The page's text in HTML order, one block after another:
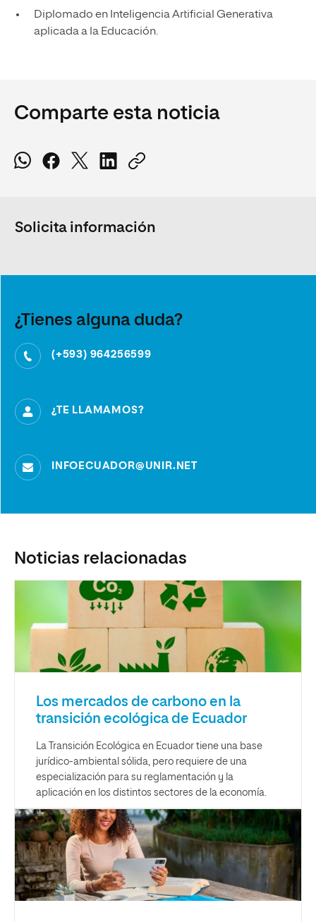
Diplomado en Inteligencia Artificial Generativa
aplicada a la Educación.
Comparte esta noticia
Solicita información
¿Tienes alguna duda?
(+593) 964256599
¿TE LLAMAMOS?
INFOECUADOR@UNIR.NET
Noticias relacionadas
Los mercados de carbono en la
transición ecológica de Ecuador
La Transición Ecológica en Ecuador tiene una base
jurídico-ambiental sólida, pero requiere de una
especialización para su reglamentación y la
aplicación en los distintos sectores de la economía.